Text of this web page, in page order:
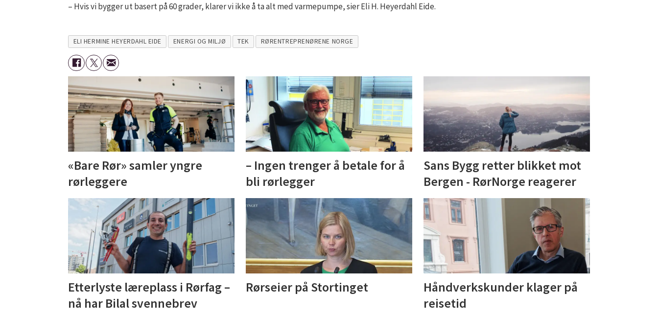
– Hvis vi bygger ut basert på 60 grader, klarer vi ikke å ta alt med varmepumpe, sier Eli H. Heyerdahl Eide.
ELI HERMINE HEYERDAHL EIDE ENERGI OG MILJØ TEK RØRENTREPRENØRENE NORGE
«Bare Rør» samler yngre
rørleggere
– Ingen trenger å betale for å
bli rørlegger
Sans Bygg retter blikket mot
Bergen - RørNorge reagerer
Etterlyste læreplass i Rørfag –
nå har Bilal svennebrev
Rørseier på Stortinget
Håndverkskunder klager på
reisetid